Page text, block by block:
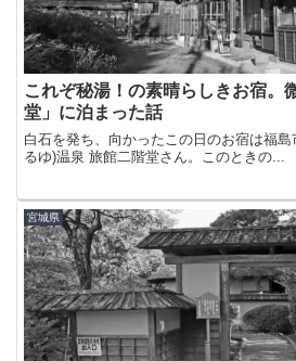
これぞ秘湯！の素晴らしきお宿。
堂」に泊まった話
白石を発ち、向かったこの日のお宿は福
るゆ)温泉 旅館二階堂さん。このときの...
宮城県